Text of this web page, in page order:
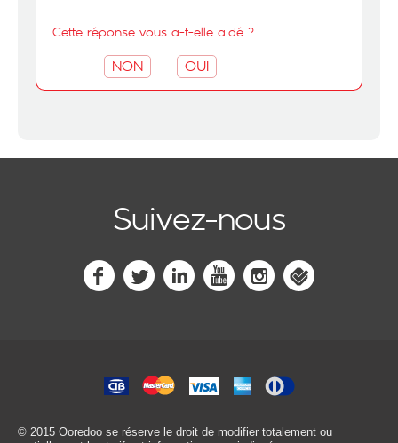
Cette réponse vous a-t-elle aidé ?
NON OUI
Suivez-nous
© 2015 Ooredoo se réserve le droit de modifier totalement ou